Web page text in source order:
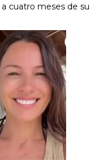
cuatro meses de su